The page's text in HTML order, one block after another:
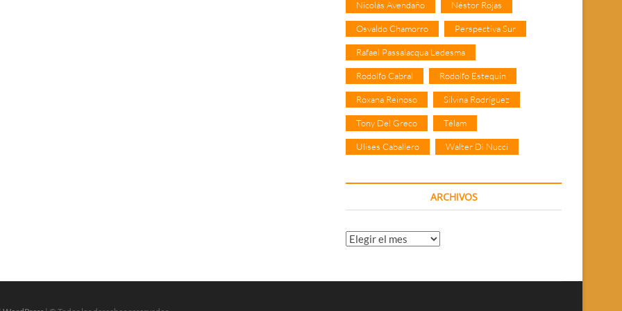
Nicolás Avendaño Néstor Rojas
Osvaldo Chamorro Perspectiva Sur
Rafael Passalacqua Ledesma
Rodolfo Cabral Rodolfo Estequin
Roxana Reinoso Silvina Rodríguez
Tony Del Greco Télam
Ulises Caballero Walter Di Nucci
ARCHIVOS
Archivos